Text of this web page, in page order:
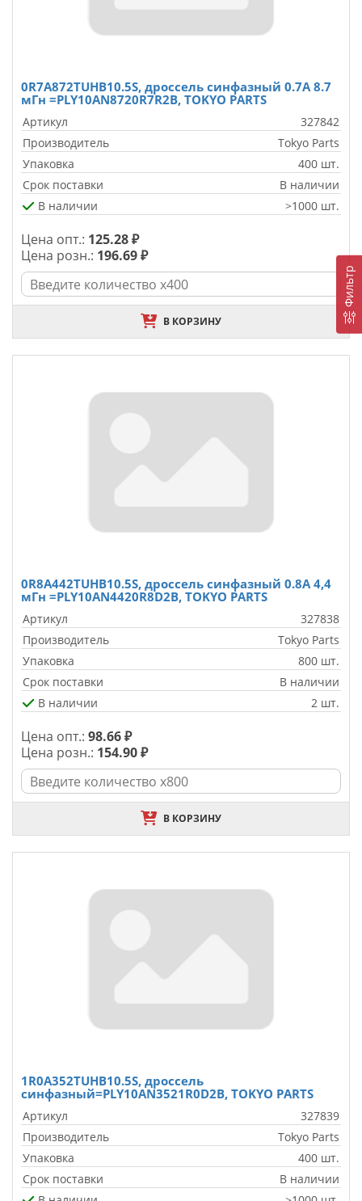
Фильтр
0R7A872TUHB10.5S, дроссель синфазный 0.7А 8.7
мГн =PLY10AN8720R7R2B, TOKYO PARTS
Артикул
327842
Производитель
Tokyo Parts
Упаковка
400 шт.
Срок поставки
В наличии
В наличии
>1000 шт.
Цена опт.: 125.28 ₽
Цена розн.: 196.69 ₽
В КОРЗИНУ
0R8A442TUHB10.5S, дроссель синфазный 0.8А 4,4
мГн =PLY10AN4420R8D2B, TOKYO PARTS
Артикул
327838
Производитель
Tokyo Parts
Упаковка
800 шт.
Срок поставки
В наличии
В наличии
2 шт.
Цена опт.: 98.66 ₽
Цена розн.: 154.90 ₽
В КОРЗИНУ
1R0A352TUHB10.5S, дроссель
синфазный=PLY10AN3521R0D2B, TOKYO PARTS
Артикул
327839
Производитель
Tokyo Parts
Упаковка
400 шт.
Срок поставки
В наличии